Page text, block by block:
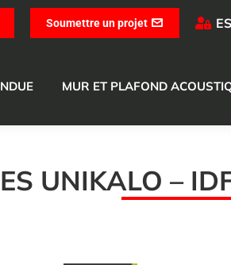
Soumettre un projet
MUR ET PLAFOND
UNIKALO –